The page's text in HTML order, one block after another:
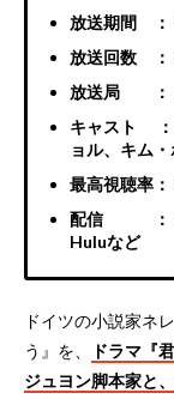
放送期間 ：
放送回数 ：
放送局 ：
キャスト ：
ョル、キム
最高視聴率
配信 ：
Huluなど
ドイツの小説家ネ
う』を、
ドラマ『
ジュヨン脚本家と